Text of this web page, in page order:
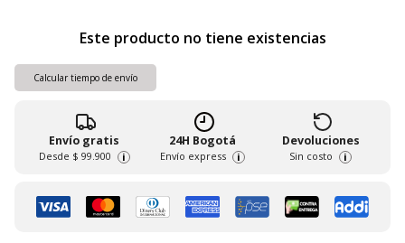
Este producto no tiene existencias
Calcular tiempo de envío
Envío gratis
Desde $ 99.900 i
24H Bogotá
Envío express i
Devoluciones
Sin costo i